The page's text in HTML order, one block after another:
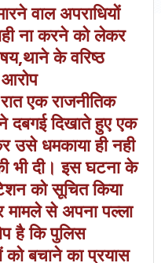
वाल अपराधियों
ना करने को लेकर
के वरिष्ठ
एक राजनीतिक
दिखाते हुए एक
उसे धमकाया ही नही
भी दी। इस घटना के
को सूचित किया
से अपना पल्ला
है कि पुलिस
को बचाने का प्रयास